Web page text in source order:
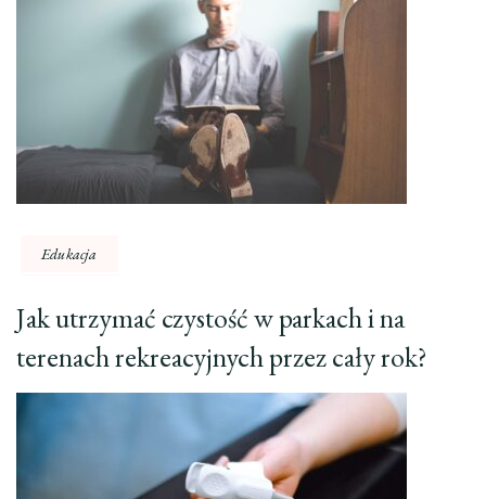
Edukacja
Jak utrzymać czystość w parkach i na
terenach rekreacyjnych przez cały rok?